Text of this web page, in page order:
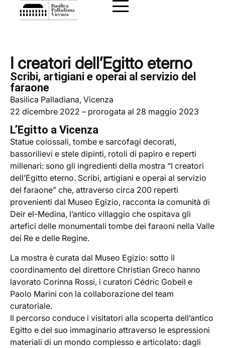
I creatori dell’Egitto eterno
Scribi, artigiani e operai al servizio del
faraone
Basilica Palladiana, Vicenza
22 dicembre 2022 – prorogata al 28 maggio 2023
L’Egitto a Vicenza
Statue colossali, tombe e sarcofagi decorati,
bassorilievi e stele dipinti, rotoli di papiro e reperti
millenari: sono gli ingredienti della mostra “I creatori
dell’Egitto eterno. Scribi, artigiani e operai al servizio
del faraone” che, attraverso circa 200 reperti
provenienti dal Museo Egizio, racconta la comunità di
Deir el-Medina, l’antico villaggio che ospitava gli
artefici delle monumentali tombe dei faraoni nella Valle
dei Re e delle Regine.
La mostra è curata dal Museo Egizio: sotto il
coordinamento del direttore Christian Greco hanno
lavorato Corinna Rossi, i curatori Cédric Gobeil e
Paolo Marini con la collaborazione del team
curatoriale.
Il percorso conduce i visitatori alla scoperta dell’antico
Egitto e del suo immaginario attraverso le espressioni
materiali di un mondo complesso e articolato: dagli